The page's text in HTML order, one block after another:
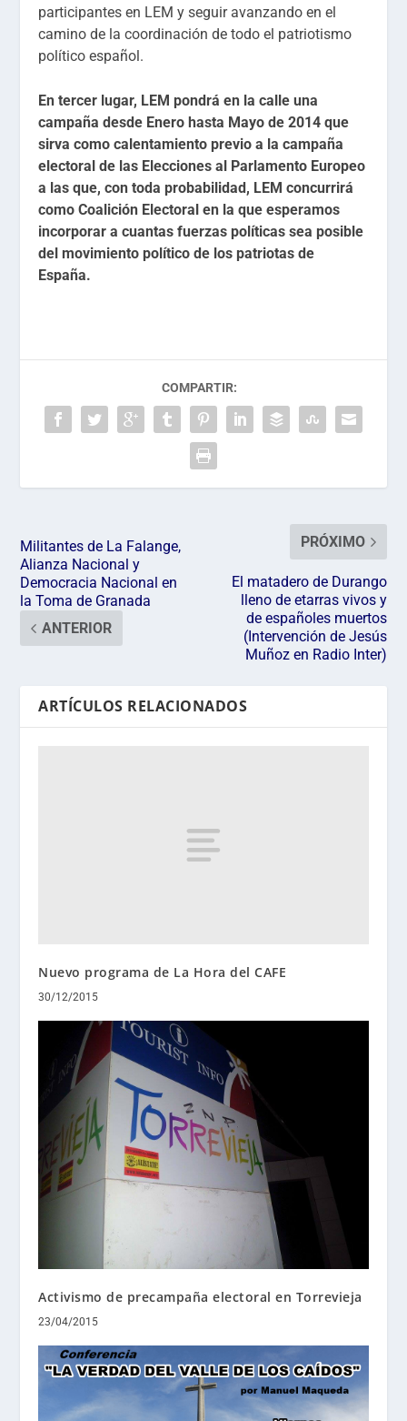
participantes en LEM y seguir avanzando en el
camino de la coordinación de todo el patriotismo
político español.
En tercer lugar, LEM pondrá en la calle una
campaña desde Enero hasta Mayo de 2014 que
sirva como calentamiento previo a la campaña
electoral de las Elecciones al Parlamento Europeo
a las que, con toda probabilidad, LEM concurrirá
como Coalición Electoral en la que esperamos
incorporar a cuantas fuerzas políticas sea posible
del movimiento político de los patriotas de
España.
COMPARTIR:
Militantes de La Falange,
Alianza Nacional y
Democracia Nacional en
la Toma de Granada
ANTERIOR
PRÓXIMO
El matadero de Durango
lleno de etarras vivos y
de españoles muertos
(Intervención de Jesús
Muñoz en Radio Inter)
ARTÍCULOS RELACIONADOS
Nuevo programa de La Hora del CAFE
30/12/2015
Activismo de precampaña electoral en Torrevieja
23/04/2015